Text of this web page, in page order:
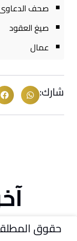
صحف
صيغ العقود
عمال
شارك:
حقوق